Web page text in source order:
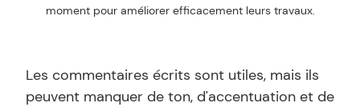
moment pour améliorer efficacement leurs travaux.
Les commentaires écrits sont utiles, mais ils
peuvent manquer de ton, d'accentuation et de